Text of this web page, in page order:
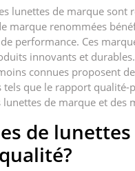
lunettes de marque
marque renommées
performance. Ces
innovants et
connues proposent
que le rapport
de marque et des
de